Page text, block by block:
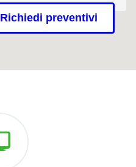
Richiedi preventivi